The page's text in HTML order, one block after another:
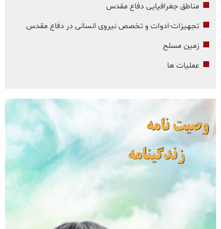
مناطق جغرافیایی دفاع مقدس
تجهیزات-ادوات و تخصص نیروی انسانی در دفاع مقدس
زمین مسلح
عملیات ها